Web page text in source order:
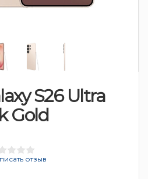
S26 Ultra
Gold
отзыв